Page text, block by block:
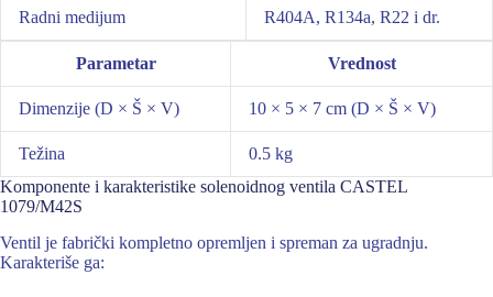
Radni medijum R404A, R134a, R22 i dr.
Parametar Vrednost
Dimenzije (D × Š × V) 10 × 5 × 7 cm (D × Š × V)
Težina
0.5 kg
Komponente i karakteristike solenoidnog ventila CASTEL
1079/M42S
Ventil je fabrički kompletno opremljen i spreman za ugradnju.
Karakteriše ga: